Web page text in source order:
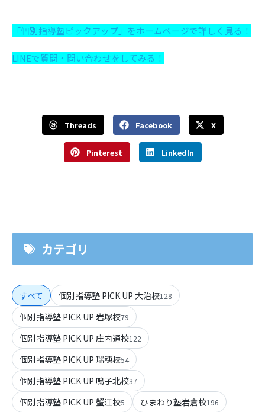
「個別指導塾ピックアップ」をホームページで詳しく見る！
LINEで質問・問い合わせをしてみる！
Threads Facebook X
Pinterest LinkedIn
カテゴリ
すべて 個別指導塾 PICK UP 大治校128
個別指導塾 PICK UP 岩塚校79
個別指導塾 PICK UP 庄内通校122
個別指導塾 PICK UP 瑞穂校54
個別指導塾 PICK UP 鳴子北校37
個別指導塾 PICK UP 蟹江校5 ひまわり塾岩倉校196